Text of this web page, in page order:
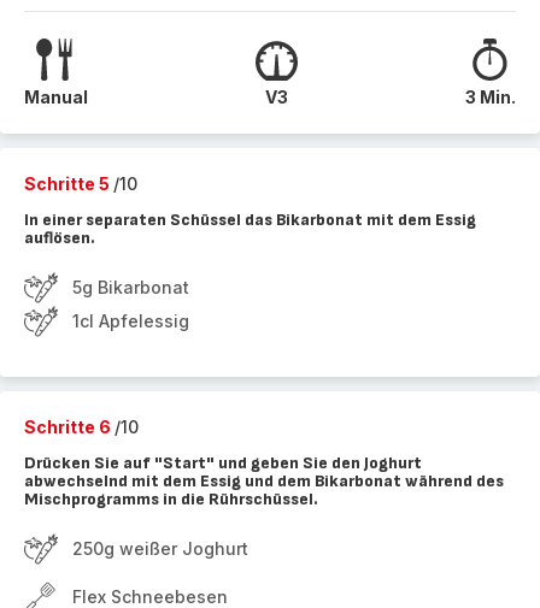
Manual V3 3 Min.
Schritte 5 /10
In einer separaten Schüssel das Bikarbonat mit dem Essig
auflösen.
5g Bikarbonat
1cl Apfelessig
Schritte 6 /10
Drücken Sie auf "Start" und geben Sie den Joghurt
abwechselnd mit dem Essig und dem Bikarbonat während des
Mischprogramms in die Rührschüssel.
250g weißer Joghurt
Flex Schneebesen